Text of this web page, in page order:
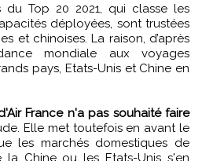
du Top 20 2021, qui classe les
déployées, sont trustées
et chinoises. La raison, d’après
mondiale aux voyages
pays, Etats-Unis et Chine en
France n'a pas souhaité faire
Elle met toutefois en avant le
les marchés domestiques de
la Chine ou les Etats-Unis s'en